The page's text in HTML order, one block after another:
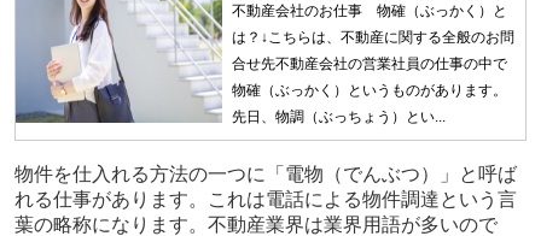
不動産会社のお仕事 物確（ぶっかく）と
は？↓こちらは、不動産に関する全般のお問
合せ先不動産会社の営業社員の仕事の中で
物確（ぶっかく）というものがあります。
先日、物調（ぶっちょう）とい...
物件を仕入れる方法の一つに「電物（でんぶつ）」と呼ば
れる仕事があります。これは電話による物件調達という言
葉の略称になります。不動産業界は業界用語が多いので